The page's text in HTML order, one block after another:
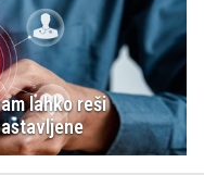
lahko reši